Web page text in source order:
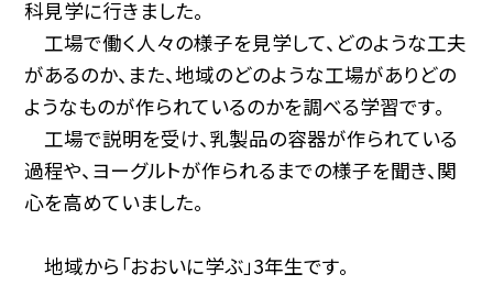
科見学に行きました。
工場で働く人々の様子を見学して、どのような工夫
があるのか、また、地域のどのような工場がありどの
ようなものが作られているのかを調べる学習です。
工場で説明を受け、乳製品の容器が作られている
過程や、ヨーグルトが作られるまでの様子を聞き、関
心を高めていました。
地域から「おおいに学ぶ」3年生です。